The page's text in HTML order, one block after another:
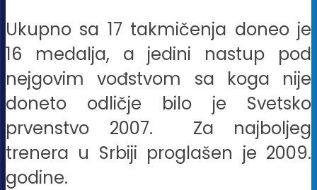
Ukupno sa 17 takmičenja doneo je
16 medalja, a jedini nastup pod
nejgovim vođstvom sa koga nije
doneto odličje bilo je Svetsko
prvenstvo 2007. Za najboljeg
trenera u Srbiji proglašen je 2009.
godine.